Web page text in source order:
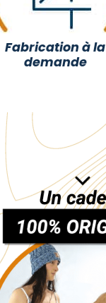
Fabrication à la
demande